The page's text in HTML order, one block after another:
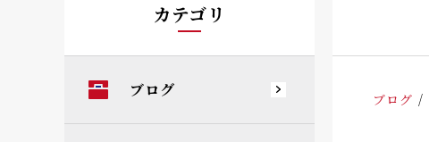
ブログ
カテゴリ
ブログ